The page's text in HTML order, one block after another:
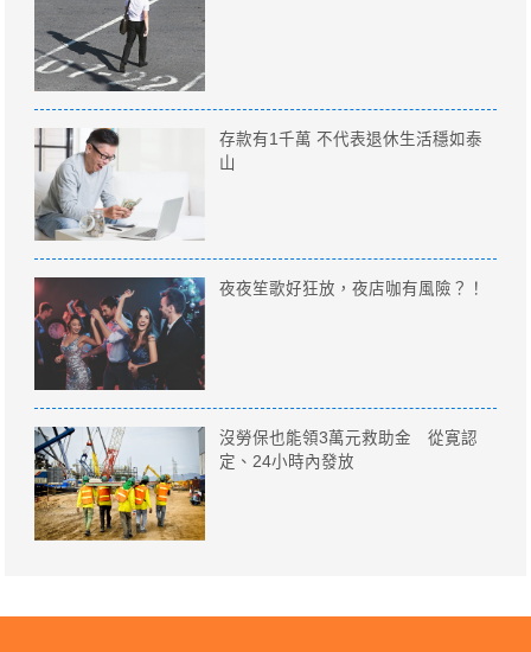
存款有1千萬 不代表退休生活穩如泰
山
夜夜笙歌好狂放，夜店咖有風險？！
沒勞保也能領3萬元救助金 從寛認
定、24小時內發放